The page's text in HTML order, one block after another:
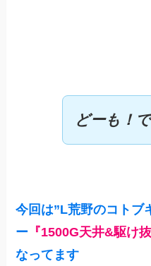
どーも！
今回は”L荒野のコトブ
ー 『1500G天井&駆け
なってます